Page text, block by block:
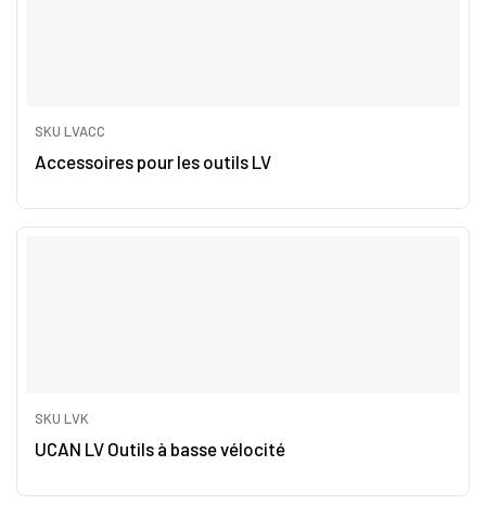
SKU LVACC
Accessoires pour les outils LV
SKU LVK
UCAN LV Outils à basse vélocité